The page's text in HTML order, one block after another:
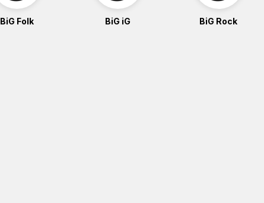
BiG Folk BiG iG BiG Rock